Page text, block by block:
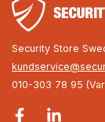
Security Store
010-303 78 95